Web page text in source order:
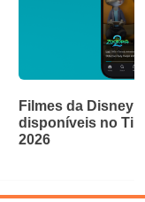
Filmes da Disney
disponíveis no
2026